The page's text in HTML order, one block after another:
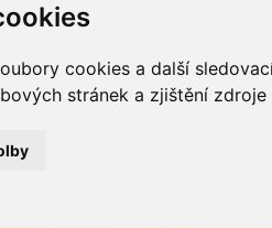
cookies a další
stránek a zjištění zdroje
Pleť Tělo a hygiena